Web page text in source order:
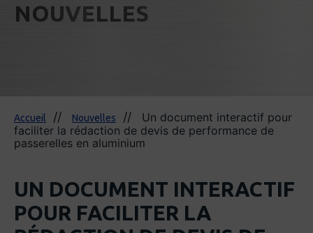
NOUVELLES
Accueil Nouvelles
Un document interactif pour
faciliter la rédaction de devis de performance de
passerelles en aluminium
UN DOCUMENT INTERACTIF
POUR FACILITER LA